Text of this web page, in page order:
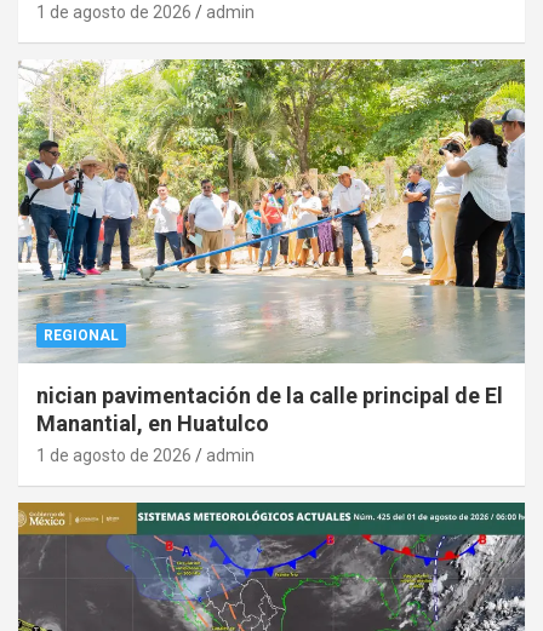
1 de agosto de 2026 admin
REGIONAL
nician pavimentación de la calle principal de El
Manantial, en Huatulco
1 de agosto de 2026 admin